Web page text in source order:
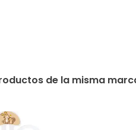
de la misma